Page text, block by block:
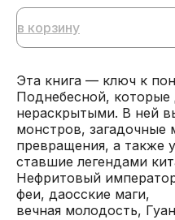
в корзину
Эта книга — ключ к
Поднебесной,
нераскрытыми. В ней
монстров, загадочные
превращения, а также
ставшие легендами
Нефритовый
феи, даосские маги,
вечная молодость,